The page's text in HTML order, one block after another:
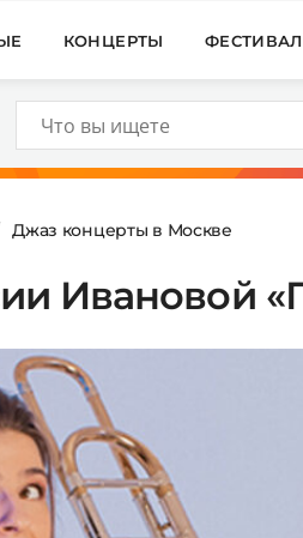
КОНЦЕРТЫ
Джаз концерты в Москве
Ивановой